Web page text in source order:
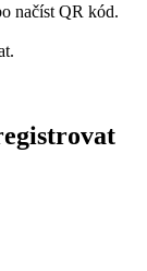
načíst QR kód.